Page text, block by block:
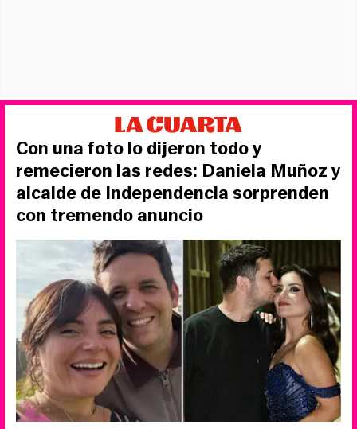
Con una foto lo dijeron todo y
remecieron las redes: Daniela Muñoz y
alcalde de Independencia sorprenden
con tremendo anuncio